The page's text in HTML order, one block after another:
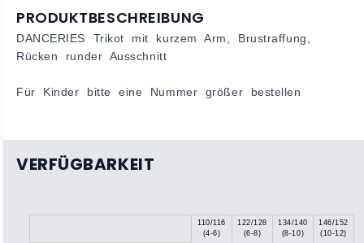
PRODUKTBESCHREIBUNG
DANCERIES Trikot mit kurzem Arm, Brustraffung,
Rücken runder Ausschnitt
Für Kinder bitte eine Nummer größer bestellen
VERFÜGBARKEIT
110/116
(4-6)
122/128
(6-8)
134/140
(8-10)
146/152
(10-12)